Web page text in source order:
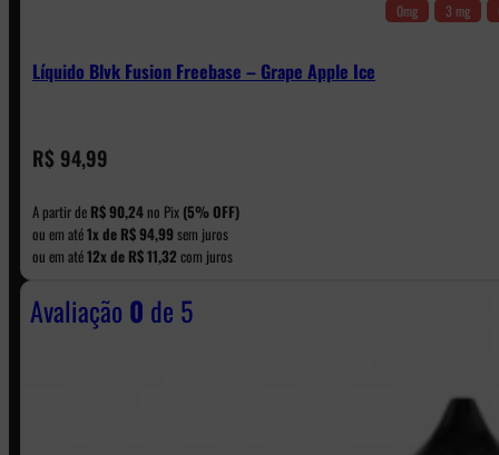
0mg 3 mg
Líquido Blvk Fusion Freebase – Grape Apple Ice
R$ 94,99
A partir de R$90,24 no Pix (5% OFF)
ou em até1x de R$94,99 sem juros
ou em até12x de R$11,32 com juros
Avaliação 0 de 5
WhatsApp: (11) 5229-0120
Horário: Política de Horario e Fretes